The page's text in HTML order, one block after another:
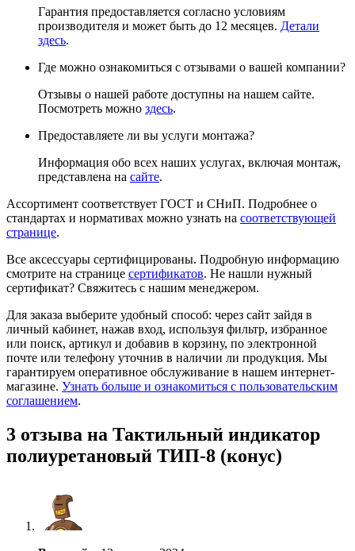
Гарантия предоставляется согласно условиям
производителя и может быть до 12 месяцев. Детали
здесь.
Где можно ознакомиться с отзывами о вашей компании?
Отзывы о нашей работе доступны на нашем сайте.
Посмотреть можно здесь.
Предоставляете ли вы услуги монтажа?
Информация обо всех наших услугах, включая монтаж,
представлена на сайте.
Ассортимент соответствует ГОСТ и СНиП. Подробнее о
стандартах и нормативах можно узнать на соответствующей
странице.
Все аксессуары сертифицированы. Подробную информацию
смотрите на странице сертификатов. Не нашли нужный
сертификат? Свяжитесь с нашим менеджером.
Для заказа выберите удобный способ: через сайт зайдя в
личный кабинет, нажав вход, используя фильтр, избранное
или поиск, артикул и добавив в корзину, по электронной
почте или телефону уточнив в наличии ли продукция. Мы
гарантируем оперативное обслуживание в нашем интернет-
магазине. Узнать больше и ознакомиться с пользовательским
соглашением.
3 отзыва на Тактильный индикатор
полиуретановый ТИП-8 (конус)